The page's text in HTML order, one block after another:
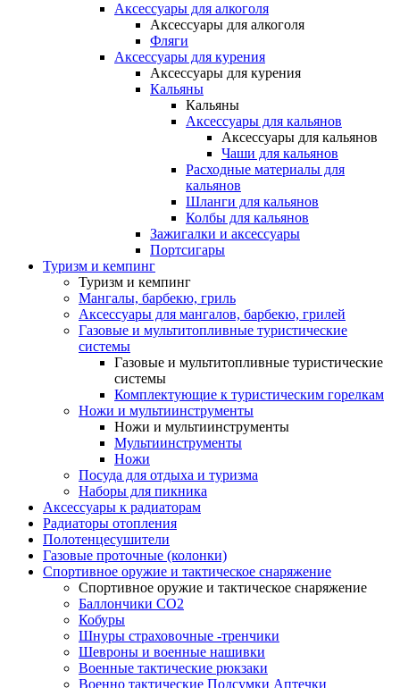
Аксессуары для алкоголя
Аксессуары для алкоголя
Фляги
Аксессуары для курения
Аксессуары для курения
Кальяны
Кальяны
Аксессуары для кальянов
Аксессуары для кальянов
Чаши для кальянов
Расходные материалы для
кальянов
Шланги для кальянов
Колбы для кальянов
Зажигалки и аксессуары
Портсигары
Туризм и кемпинг
Туризм и кемпинг
Мангалы, барбекю, гриль
Аксессуары для мангалов, барбекю, грилей
Газовые и мультитопливные туристические
системы
Газовые и мультитопливные туристические
системы
Комплектующие к туристическим горелкам
Ножи и мультиинструменты
Ножи и мультиинструменты
Мультиинструменты
Ножи
Посуда для отдыха и туризма
Наборы для пикника
Аксессуары к радиаторам
Радиаторы отопления
Полотенцесушители
Газовые проточные (колонки)
Спортивное оружие и тактическое снаряжение
Спортивное оружие и тактическое снаряжение
Баллончики CO2
Кобуры
Шнуры страховочные -тренчики
Шевроны и военные нашивки
Военные тактические рюкзаки
Военно тактические Подсумки Аптечки